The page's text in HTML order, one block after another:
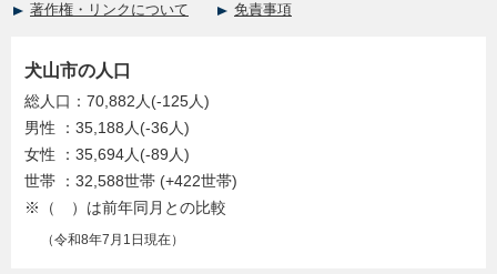
著作権・リンクについて
免責事項
犬山市の人口
総人口：70,882人(-125人)
男性 ：35,188人(-36人)
女性 ：35,694人(-89人)
世帯 ：32,588世帯 (+422世帯)
※（ ）は前年同月との比較
（令和8年7月1日現在）